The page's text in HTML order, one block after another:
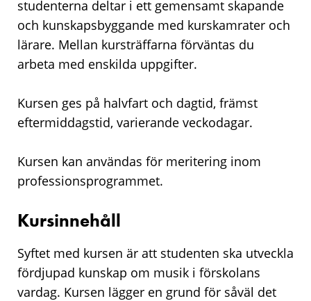
studenterna deltar i ett gemensamt skapande
och kunskapsbyggande med kurskamrater och
lärare. Mellan kursträffarna förväntas du
arbeta med enskilda uppgifter.
Kursen ges på halvfart och dagtid, främst
eftermiddagstid, varierande veckodagar.
Kursen kan användas för meritering inom
professionsprogrammet.
Kursinnehåll
Syftet med kursen är att studenten ska utveckla
fördjupad kunskap om musik i förskolans
vardag. Kursen lägger en grund för såväl det